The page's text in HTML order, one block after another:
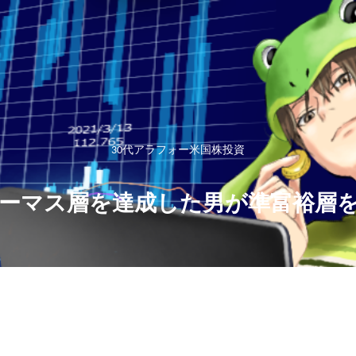
30代アラフォー米国株投資
マス層を達成した男が準富裕層